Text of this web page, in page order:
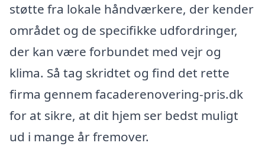
støtte fra lokale håndværkere, der kender
området og de specifikke udfordringer,
der kan være forbundet med vejr og
klima. Så tag skridtet og find det rette
firma gennem facaderenovering-pris.dk
for at sikre, at dit hjem ser bedst muligt
ud i mange år fremover.